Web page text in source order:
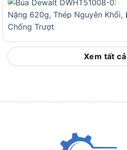
Để phát huy tối đa hiệu quả
sản phẩm, hãy lưu ý các
Không sử dụng búa với
cứng như bê tông, đá
Sử dụng đúng ứng dụng –
Bảo quản nơi khô ráo,
gần nguồn nhiệt
Xem tất cả